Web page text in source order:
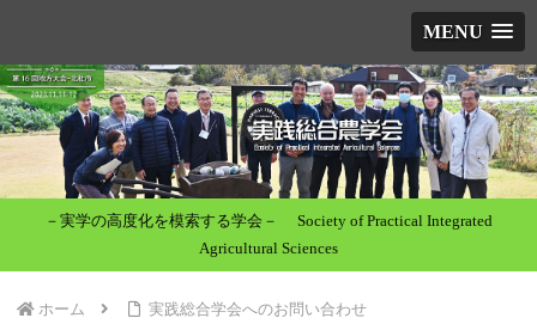
MENU
－実学の高度化を模索する学会－ Society of Practical Integrated
Agricultural Sciences
ホーム 実践総合学会へのお問い合わせ